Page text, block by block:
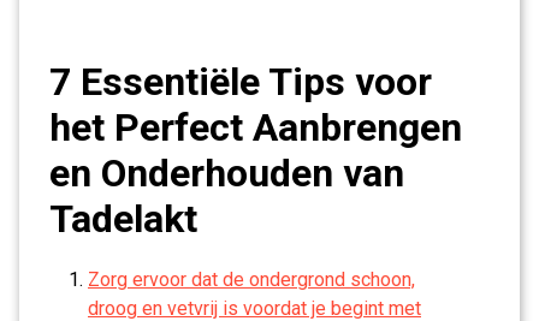
7 Essentiële Tips voor
het Perfect Aanbrengen
en Onderhouden van
Tadelakt
Zorg ervoor dat de ondergrond schoon,
droog en vetvrij is voordat je begint met